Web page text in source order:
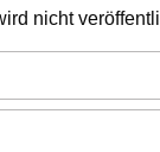
nicht